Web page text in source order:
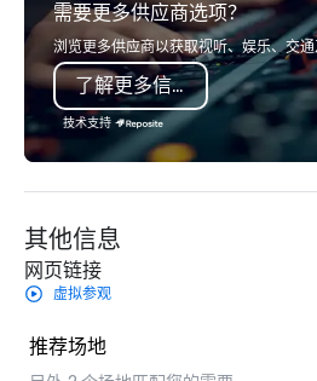
需要更多供应商选项？
浏览更多供应商以获取视听、娱乐、交通
了解更多信息
技术支持
其他信息
网页链接
虚拟参观
推荐场地